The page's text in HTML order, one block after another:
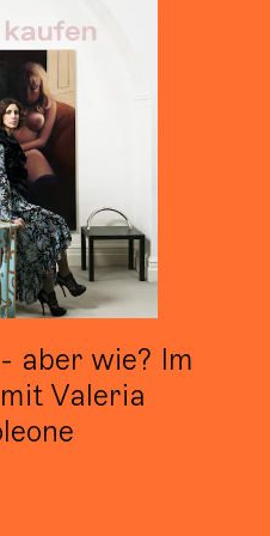
aber wie? Im
Valeria